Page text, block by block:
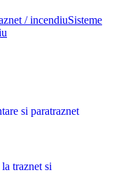
Sisteme
si paratraznet
traznet si